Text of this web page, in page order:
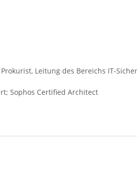
Leitung des Bereichs IT-
Sophos Certified Architect